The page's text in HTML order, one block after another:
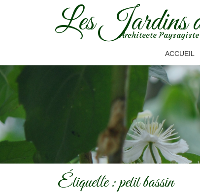
Les Jardins
Architecte
ACCUEIL
Étiquette :petit bassin